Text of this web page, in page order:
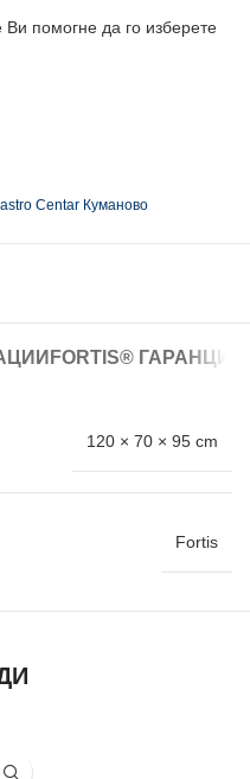
помогне да го изберете
Centar Куманово
FORTIS®
120 × 70 × 95 cm
Fortis